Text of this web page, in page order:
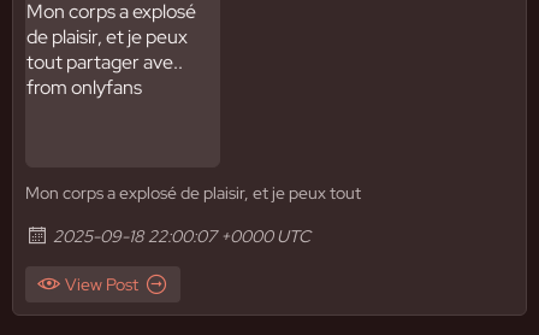
Mon corps a explosé de plaisir, et je peux tout
2025-09-18 22:00:07 +0000 UTC
View Post